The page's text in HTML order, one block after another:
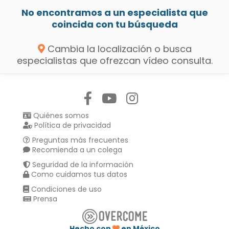
No encontramos a un especialista que
coincida con tu búsqueda
Cambia la localización o busca
especialistas que ofrezcan vídeo consulta.
Quiénes somos
Política de privacidad
Preguntas más frecuentes
Recomienda a un colega
Seguridad de la información
Como cuidamos tus datos
Condiciones de uso
Prensa